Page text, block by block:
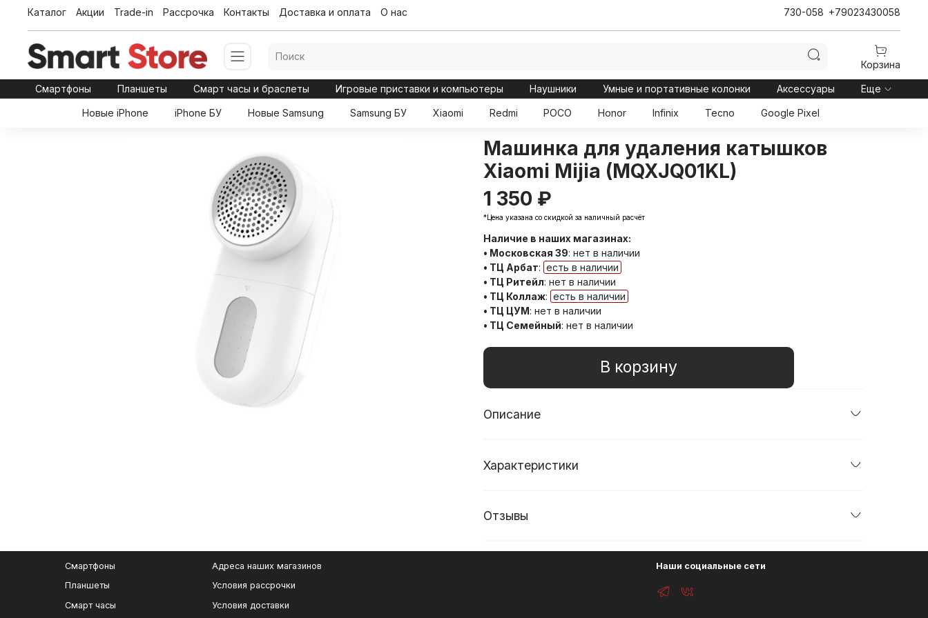
Каталог Акции Trade-in Рассрочка Контакты Доставка и оплата О нас 730-058 +79023430058
Корзина
Смартфоны Планшеты Смарт часы и браслеты Игровые приставки и компьютеры Наушники Умные и портативные колонки Аксессуары Еще
Новые iPhone iPhone БУ Новые Samsung Samsung БУ Xiaomi Redmi POCO Honor Infinix Tecno Google Pixel
Машинка для удаления катышков
Xiaomi Mijia (MQXJQ01KL)
1 350 ₽
*Цена указана со скидкой за наличный расчёт
Наличие в наших магазинах:
• Московская 39: нет в наличии
• ТЦ Арбат: есть в наличии
• ТЦ Ритейл: нет в наличии
• ТЦ Коллаж: есть в наличии
• ТЦ ЦУМ: нет в наличии
• ТЦ Семейный: нет в наличии
В корзину
Описание
Характеристики
Отзывы
Смартфоны
Планшеты
Смарт часы
Адреса наших магазинов
Условия рассрочки
Условия доставки
Наши социальные сети